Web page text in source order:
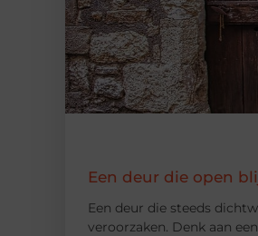
Een deur die open
Een deur die steeds
veroorzaken. Denk aan